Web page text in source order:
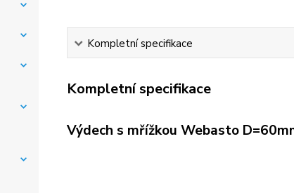
Kompletní specifikace
Kompletní specifikace
Výdech s mřížkou Webasto